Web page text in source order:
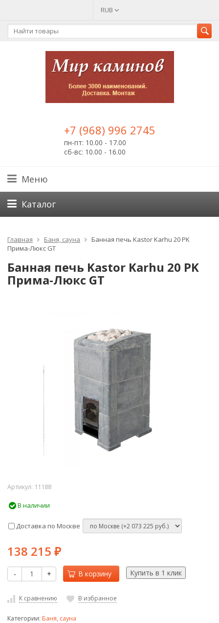
RUB
+7 (968) 996 2745
пн-пт: 10.00 - 17.00
сб-вс: 10.00 - 16.00
Меню
Каталог
Главная Баня, сауна
Банная печь Kastor Karhu 20 PK
Прима-Люкс GT
Банная печь Kastor Karhu 20 PK
Прима-Люкс GT
Артикул: 11188
В наличии
Доставка по Москве
138 215 ₽
- + В корзину
К сравнению В избранное
Категории: Баня, сауна